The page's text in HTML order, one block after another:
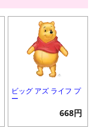
ビッグ アズ ライフ プ
ー
668円